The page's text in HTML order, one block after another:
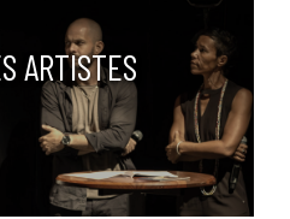
ARTISTES